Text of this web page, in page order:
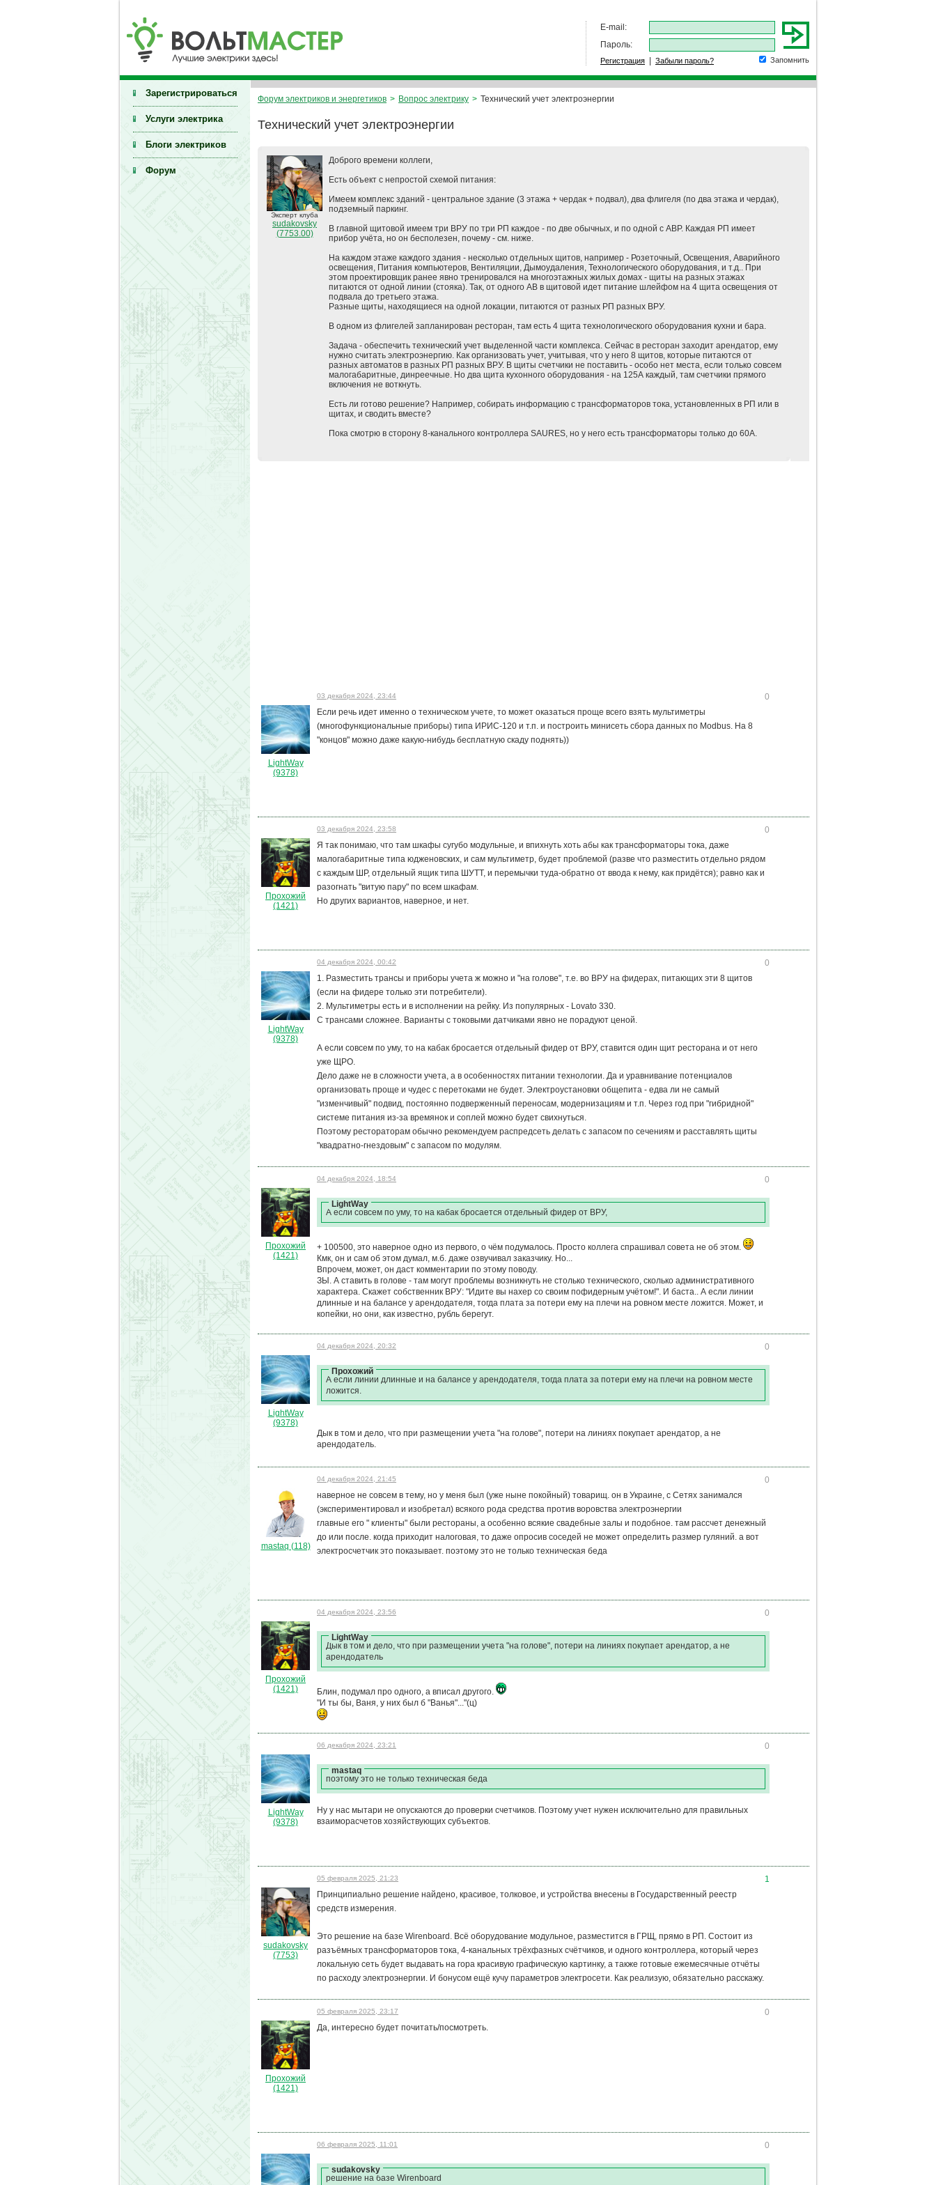
E-mail:
Пароль:
Запомнить
Регистрация Забыли пароль?
Зарегистрироваться
Услуги электрика
Блоги электриков
Форум
Форум электриков и энергетиков > Вопрос электрику > Технический учет электроэнергии
Технический учет электроэнергии
Эксперт клуба
sudakovsky
(7753.00)
Доброго времени коллеги,
Есть объект с непростой схемой питания:
Имеем комплекс зданий - центральное здание (3 этажа + чердак + подвал), два флигеля (по два этажа и чердак),
подземный паркинг.
В главной щитовой имеем три ВРУ по три РП каждое - по две обычных, и по одной с АВР. Каждая РП имеет
прибор учёта, но он бесполезен, почему - см. ниже.
На каждом этаже каждого здания - несколько отдельных щитов, например - Розеточный, Освещения, Аварийного
освещения, Питания компьютеров, Вентиляции, Дымоудаления, Технологического оборудования, и т.д.. При
этом проектировщик ранее явно тренировался на многоэтажных жилых домах - щиты на разных этажах
питаются от одной линии (стояка). Так, от одного АВ в щитовой идет питание шлейфом на 4 щита освещения от
подвала до третьего этажа.
Разные щиты, находящиеся на одной локации, питаются от разных РП разных ВРУ.
В одном из флигелей запланирован ресторан, там есть 4 щита технологического оборудования кухни и бара.
Задача - обеспечить технический учет выделенной части комплекса. Сейчас в ресторан заходит арендатор, ему
нужно считать электроэнергию. Как организовать учет, учитывая, что у него 8 щитов, которые питаются от
разных автоматов в разных РП разных ВРУ. В щиты счетчики не поставить - особо нет места, если только совсем
малогабаритные, динреечные. Но два щита кухонного оборудования - на 125А каждый, там счетчики прямого
включения не воткнуть.
Есть ли готово решение? Например, собирать информацию с трансформаторов тока, установленных в РП или в
щитах, и сводить вместе?
Пока смотрю в сторону 8-канального контроллера SAURES, но у него есть трансформаторы только до 60А.
LightWay
(9378)
0
03 декабря 2024, 23:44
Если речь идет именно о техническом учете, то может оказаться проще всего взять мультиметры
(многофункциональные приборы) типа ИРИС-120 и т.п. и построить минисеть сбора данных по Modbus. На 8
"концов" можно даже какую-нибудь бесплатную скаду поднять))
Прохожий
(1421)
0
03 декабря 2024, 23:58
Я так понимаю, что там шкафы сугубо модульные, и впихнуть хоть абы как трансформаторы тока, даже
малогабаритные типа юдженовских, и сам мультиметр, будет проблемой (разве что разместить отдельно рядом
с каждым ШР, отдельный ящик типа ШУТТ, и перемычки туда-обратно от ввода к нему, как придётся); равно как и
разогнать "витую пару" по всем шкафам.
Но других вариантов, наверное, и нет.
LightWay
(9378)
0
04 декабря 2024, 00:42
1. Разместить трансы и приборы учета ж можно и "на голове", т.е. во ВРУ на фидерах, питающих эти 8 щитов
(если на фидере только эти потребители).
2. Мультиметры есть и в исполнении на рейку. Из популярных - Lovato 330.
С трансами сложнее. Варианты с токовыми датчиками явно не порадуют ценой.
А если совсем по уму, то на кабак бросается отдельный фидер от ВРУ, ставится один щит ресторана и от него
уже ЩРО.
Дело даже не в сложности учета, а в особенностях питании технологии. Да и уравнивание потенциалов
организовать проще и чудес с перетоками не будет. Электроустановки общепита - едва ли не самый
"изменчивый" подвид, постоянно подверженный переносам, модернизациям и т.п. Через год при "гибридной"
системе питания из-за времянок и соплей можно будет свихнуться.
Поэтому рестораторам обычно рекомендуем распредсеть делать с запасом по сечениям и расставлять щиты
"квадратно-гнездовым" с запасом по модулям.
Прохожий
(1421)
0
04 декабря 2024, 18:54
LightWay
А если совсем по уму, то на кабак бросается отдельный фидер от ВРУ,
+ 100500, это наверное одно из первого, о чём подумалось. Просто коллега спрашивал совета не об этом.
Кмк, он и сам об этом думал, м.б. даже озвучивал заказчику. Но...
Впрочем, может, он даст комментарии по этому поводу.
ЗЫ. А ставить в голове - там могут проблемы возникнуть не столько технического, сколько административного
характера. Скажет собственник ВРУ: "Идите вы нахер со своим пофидерным учётом!". И баста.. А если линии
длинные и на балансе у арендодателя, тогда плата за потери ему на плечи на ровном месте ложится. Может, и
копейки, но они, как известно, рубль берегут.
LightWay
(9378)
0
04 декабря 2024, 20:32
Прохожий
А если линии длинные и на балансе у арендодателя, тогда плата за потери ему на плечи на ровном месте
ложится.
Дык в том и дело, что при размещении учета "на голове", потери на линиях покупает арендатор, а не
арендодатель.
mastaq (118)
0
04 декабря 2024, 21:45
наверное не совсем в тему, но у меня был (уже ныне покойный) товарищ. он в Украине, с Сетях занимался
(экспериментировал и изобретал) всякого рода средства против воровства электроэнергии
главные его " клиенты" были рестораны, а особенно всякие свадебные залы и подобное. там рассчет денежный
до или после. когда приходит налоговая, то даже опросив соседей не может определить размер гуляний. а вот
электросчетчик это показывает. поэтому это не только техническая беда
Прохожий
(1421)
0
04 декабря 2024, 23:56
LightWay
Дык в том и дело, что при размещении учета "на голове", потери на линиях покупает арендатор, а не
арендодатель
Блин, подумал про одного, а вписал другого.
"И ты бы, Ваня, у них был б "Ванья"..."(ц)
LightWay
(9378)
0
06 декабря 2024, 23:21
mastaq
поэтому это не только техническая беда
Ну у нас мытари не опускаются до проверки счетчиков. Поэтому учет нужен исключительно для правильных
взаиморасчетов хозяйствующих субъектов.
sudakovsky
(7753)
1
05 февраля 2025, 21:23
Принципиально решение найдено, красивое, толковое, и устройства внесены в Государственный реестр
средств измерения.
Это решение на базе Wirenboard. Всё оборудование модульное, разместится в ГРЩ, прямо в РП. Состоит из
разъёмных трансформаторов тока, 4-канальных трёхфазных счётчиков, и одного контроллера, который через
локальную сеть будет выдавать на гора красивую графическую картинку, а также готовые ежемесячные отчёты
по расходу электроэнергии. И бонусом ещё кучу параметров электросети. Как реализую, обязательно расскажу.
Прохожий
(1421)
0
05 февраля 2025, 23:17
Да, интересно будет почитать/посмотреть.
0
06 февраля 2025, 11:01
sudakovsky
решение на базе Wirenboard